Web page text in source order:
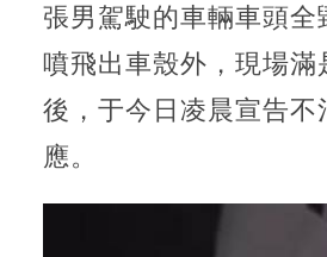
張男駕駛的車輛車頭
噴飛出車殼外，現場
後，于今日凌晨宣告
應。